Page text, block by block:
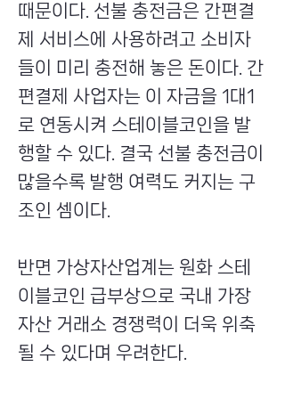
때문이다. 선불 충전금은 간편결
제 서비스에 사용하려고 소비자
들이 미리 충전해 놓은 돈이다. 간
편결제 사업자는 이 자금을 1대1
로 연동시켜 스테이블코인을 발
행할 수 있다. 결국 선불 충전금이
많을수록 발행 여력도 커지는 구
조인 셈이다.
반면 가상자산업계는 원화 스테
이블코인 급부상으로 국내 가장
자산 거래소 경쟁력이 더욱 위축
될 수 있다며 우려한다.